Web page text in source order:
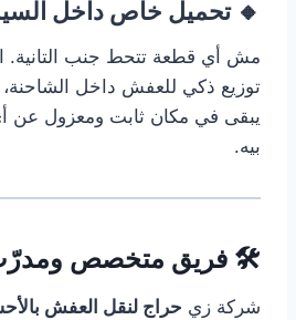
🔸 تحميل خاص داخل
مش أي قطعة تتحط جنب التانية.
توزيع ذكي للعفش داخل الشاحنة،
يبقى في مكان ثابت ومعزول عن
بيه.
🛠️ فريق متخصص
شركة زي حراج لنقل العفش